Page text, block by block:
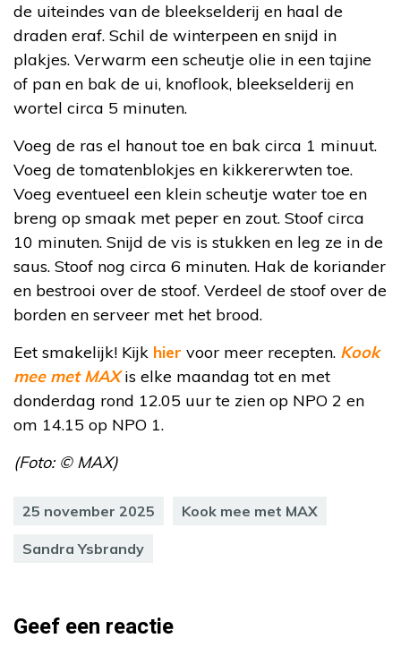
de uiteindes van de bleekselderij en haal de
draden eraf. Schil de winterpeen en snijd in
plakjes. Verwarm een scheutje olie in een tajine
of pan en bak de ui, knoflook, bleekselderij en
wortel circa 5 minuten.
Voeg de ras el hanout toe en bak circa 1 minuut.
Voeg de tomatenblokjes en kikkererwten toe.
Voeg eventueel een klein scheutje water toe en
breng op smaak met peper en zout. Stoof circa
10 minuten. Snijd de vis is stukken en leg ze in de
saus. Stoof nog circa 6 minuten. Hak de koriander
en bestrooi over de stoof. Verdeel de stoof over de
borden en serveer met het brood.
Eet smakelijk! Kijk hier voor meer recepten. Kook
mee met MAXis elke maandag tot en met
donderdag rond 12.05 uur te zien op NPO 2 en
om 14.15 op NPO 1.
(Foto: © MAX)
25 november 2025 Kook mee met MAX
Sandra Ysbrandy
Geef een reactie